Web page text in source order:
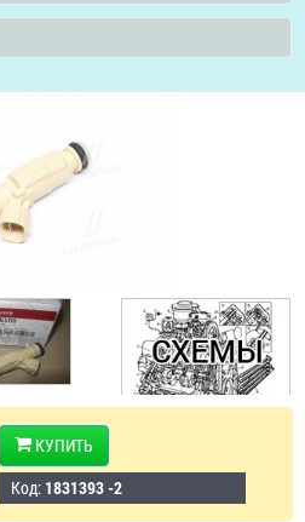
КУПИТЬ
Код: 1831393 -2